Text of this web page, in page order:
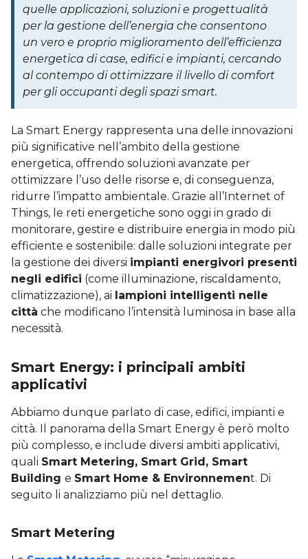
quelle applicazioni, soluzioni e progettualità
per la gestione dell’energia che consentono
un vero e proprio miglioramento dell’efficienza
energetica di case, edifici e impianti, cercando
al contempo di ottimizzare il livello di comfort
per gli occupanti degli spazi smart.
La Smart Energy rappresenta una delle innovazioni
più significative nell’ambito della gestione
energetica, offrendo soluzioni avanzate per
ottimizzare l’uso delle risorse e, di conseguenza,
ridurre l’impatto ambientale. Grazie all’Internet of
Things, le reti energetiche sono oggi in grado di
monitorare, gestire e distribuire energia in modo più
efficiente e sostenibile: dalle soluzioni integrate per
la gestione dei diversi impianti energivori presenti
negli edifici (come illuminazione, riscaldamento,
climatizzazione), ai lampioni intelligenti nelle
città che modificano l’intensità luminosa in base alla
necessità.
Smart Energy: i principali ambiti
applicativi
Abbiamo dunque parlato di case, edifici, impianti e
città. Il panorama della Smart Energy è però molto
più complesso, e include diversi ambiti applicativi,
quali Smart Metering, Smart Grid, Smart
Building e Smart Home & Environnement. Di
seguito li analizziamo più nel dettaglio.
Smart Metering